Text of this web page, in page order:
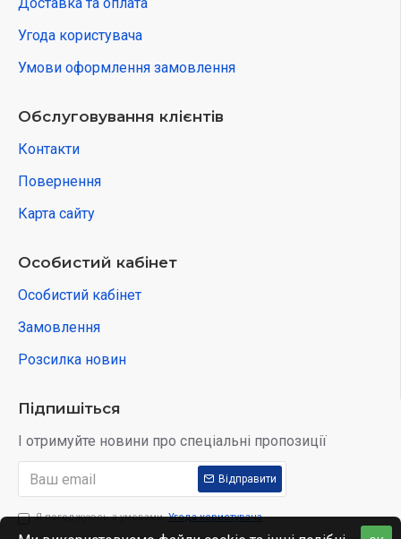
Угода користувача
Умови оформлення замовлення
Обслуговування клієнтів
Контакти
Повернення
Карта сайту
Особистий кабінет
Особистий кабінет
Замовлення
Розсилка новин
Підпишіться
І отримуйте новини про спеціальні пропозиції
Відправити
Я погоджуюсь з умовами Угода користувача